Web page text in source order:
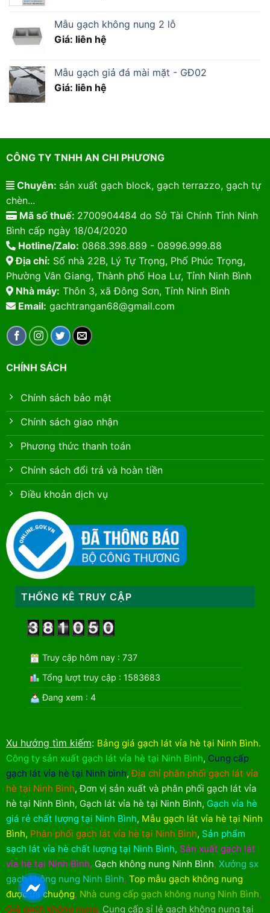
Mẫu gạch không nung 2 lỗ
Giá: liên hệ
Mẫu gạch giả đá mài mặt - GĐ02
Giá: liên hệ
CÔNG TY TNHH AN CHI PHƯƠNG
Chuyên: sản xuất gạch block, gạch terrazzo, gạch tự
chèn...
Mã số thuế: 2700904484 do Sở Tài Chính Tỉnh Ninh
Bình cấp ngày 18/04/2020
Hotline/Zalo: 0868.398.889 - 08996.999.88
Địa chỉ: Số nhà 22B, Lý Tự Trọng, Phố Phúc Trọng,
Phường Vân Giang, Thành phố Hoa Lư, Tỉnh Ninh Bình
Nhà máy: Thôn 3, xã Đông Sơn, Tỉnh Ninh Bình
Email: gachtrangan68@gmail.com
CHÍNH SÁCH
Chính sách bảo mật
Chính sách giao nhận
Phương thức thanh toán
Chính sách đổi trả và hoàn tiền
Điều khoản dịch vụ
THỐNG KÊ TRUY CẬP
Truy cập hôm nay : 737
Tổng lượt truy cập : 1583683
Đang xem : 4
Xu hướng tìm kiếm: Bảng giá gạch lát vỉa hè tại Ninh Bình.
Công ty sản xuất gạch lát vỉa hè tại Ninh Bình, Cung cấp
gạch lát vỉa hè tại Ninh bình,Địa chỉ phân phối gạch lát vỉa
hè tại Ninh Bình,Đơn vị sản xuất và phân phối gạch lát vỉa
hè tại Ninh Bình, Gạch lát vỉa hè tại Ninh Bình, Gạch vỉa hè
giá rẻ chất lượng tại Ninh Bình, Mẫu gạch lát vỉa hè tại Ninh
Bình, Phân phối gạch lát vỉa hè tại Ninh Bình, Sản phẩm
sạch lát vỉa hè chất lượng tại Ninh Bình, Sản xuất gạch lát
vỉa hè tại Ninh Bình, Gạch không nung Ninh Bình, Xưởng sx
gạch không nung Ninh Bình, Top mẫu gạch không nung
được ưa chuộng, Nhà cung cấp gạch không nung Ninh Bình,
Giá gạch không nung, Cung cấp sỉ lẻ gạch không nung tại